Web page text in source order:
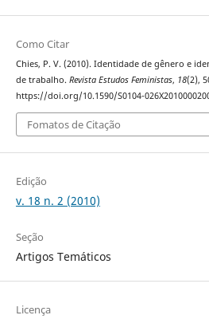
Como Citar
Chies, P. V. (2010). Identidade de gênero e
de trabalho. Revista Estudos Feministas, 18(2),
https://doi.org/10.1590/S0104-
Fomatos de Citação
Edição
v. 18 n. 2 (2010)
Seção
Artigos Temáticos
Licença